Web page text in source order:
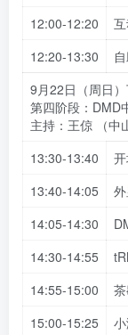
12:00-12:20
12:20-13:30
9月22日（周日
第四阶段：DMD
主持：王倞 （中
13:30-13:40
13:40-14:05
14:05-14:30
14:30-14:55
14:55-15:00
15:00-15:25